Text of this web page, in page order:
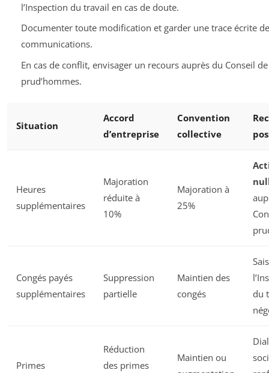
l’Inspection du travail en cas de doute.
Documenter toute modification et garder une trace écrite
communications.
En cas de conflit, envisager un recours auprès du Conseil de
prud’hommes.
Situation
Accord
d’entreprise
Convention
collective
Heures
supplémentaires
Majoration
réduite à
10%
Majoration à
25%
Congés payés
supplémentaires
Suppression
partielle
Maintien des
congés
du
Primes
Réduction
des primes
Maintien ou